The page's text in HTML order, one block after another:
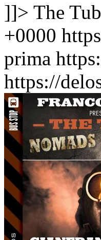
]]> The
+0000
prima
https://